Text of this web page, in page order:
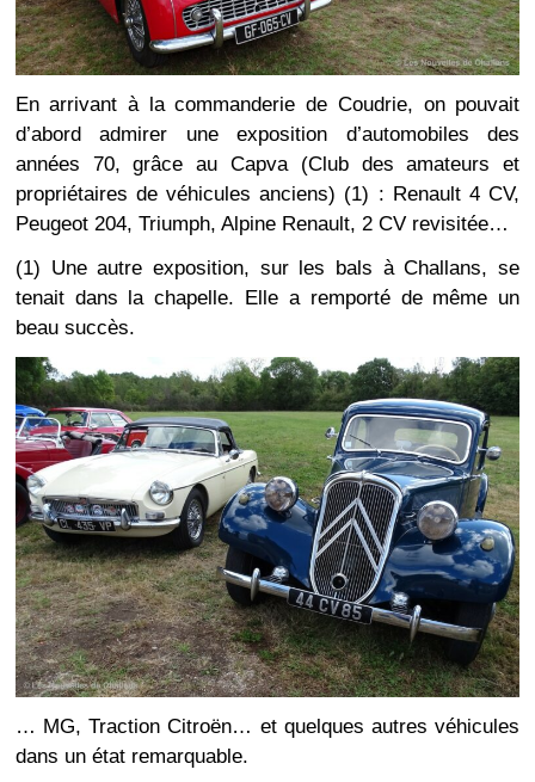
En arrivant à la commanderie de Coudrie, on pouvait
d’abord admirer une exposition d’automobiles des
années 70, grâce au Capva (Club des amateurs et
propriétaires de véhicules anciens) (1) : Renault 4 CV,
Peugeot 204, Triumph, Alpine Renault, 2 CV revisitée…
(1) Une autre exposition, sur les bals à Challans, se
tenait dans la chapelle. Elle a remporté de même un
beau succès.
… MG, Traction Citroën… et quelques autres véhicules
dans un état remarquable.